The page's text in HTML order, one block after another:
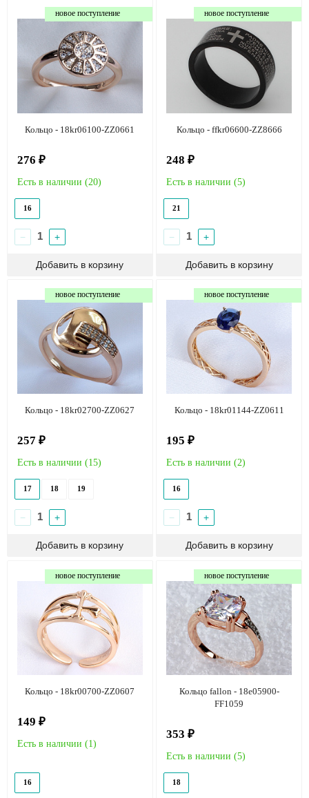
новое поступление
Кольцо - 18kr06100-ZZ0661
276 ₽
Есть в наличии (20)
16
− +
новое поступление
Кольцо - ffkr06600-ZZ8666
248 ₽
Есть в наличии (5)
21
− +
новое поступление
Кольцо - 18kr02700-ZZ0627
257 ₽
Есть в наличии (15)
17 18 19
− +
новое поступление
Кольцо - 18kr01144-ZZ0611
195 ₽
Есть в наличии (2)
16
− +
новое поступление
Кольцо - 18kr00700-ZZ0607
149 ₽
Есть в наличии (1)
16
новое поступление
Кольцо fallon - 18e05900-
FF1059
353 ₽
Есть в наличии (5)
18